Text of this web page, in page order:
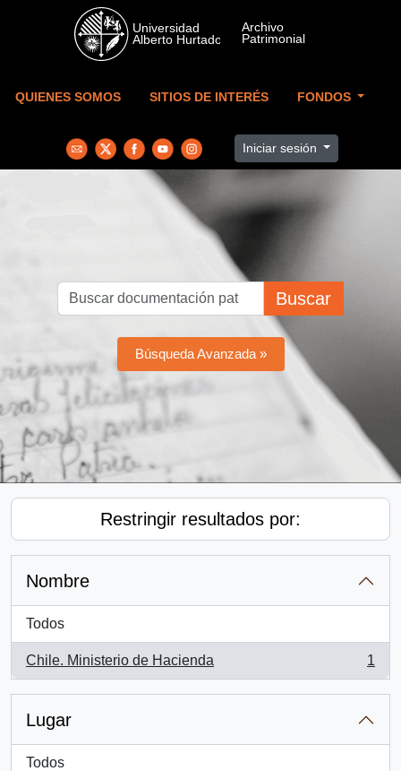
Skip to main content
QUIENES SOMOS SITIOS DE INTERÉS FONDOS
Iniciar sesión
Buscar
Búsqueda Avanzada »
Restringir resultados por:
Nombre
Todos
Chile. Ministerio de Hacienda
, 1 resultados
1
Lugar
Todos